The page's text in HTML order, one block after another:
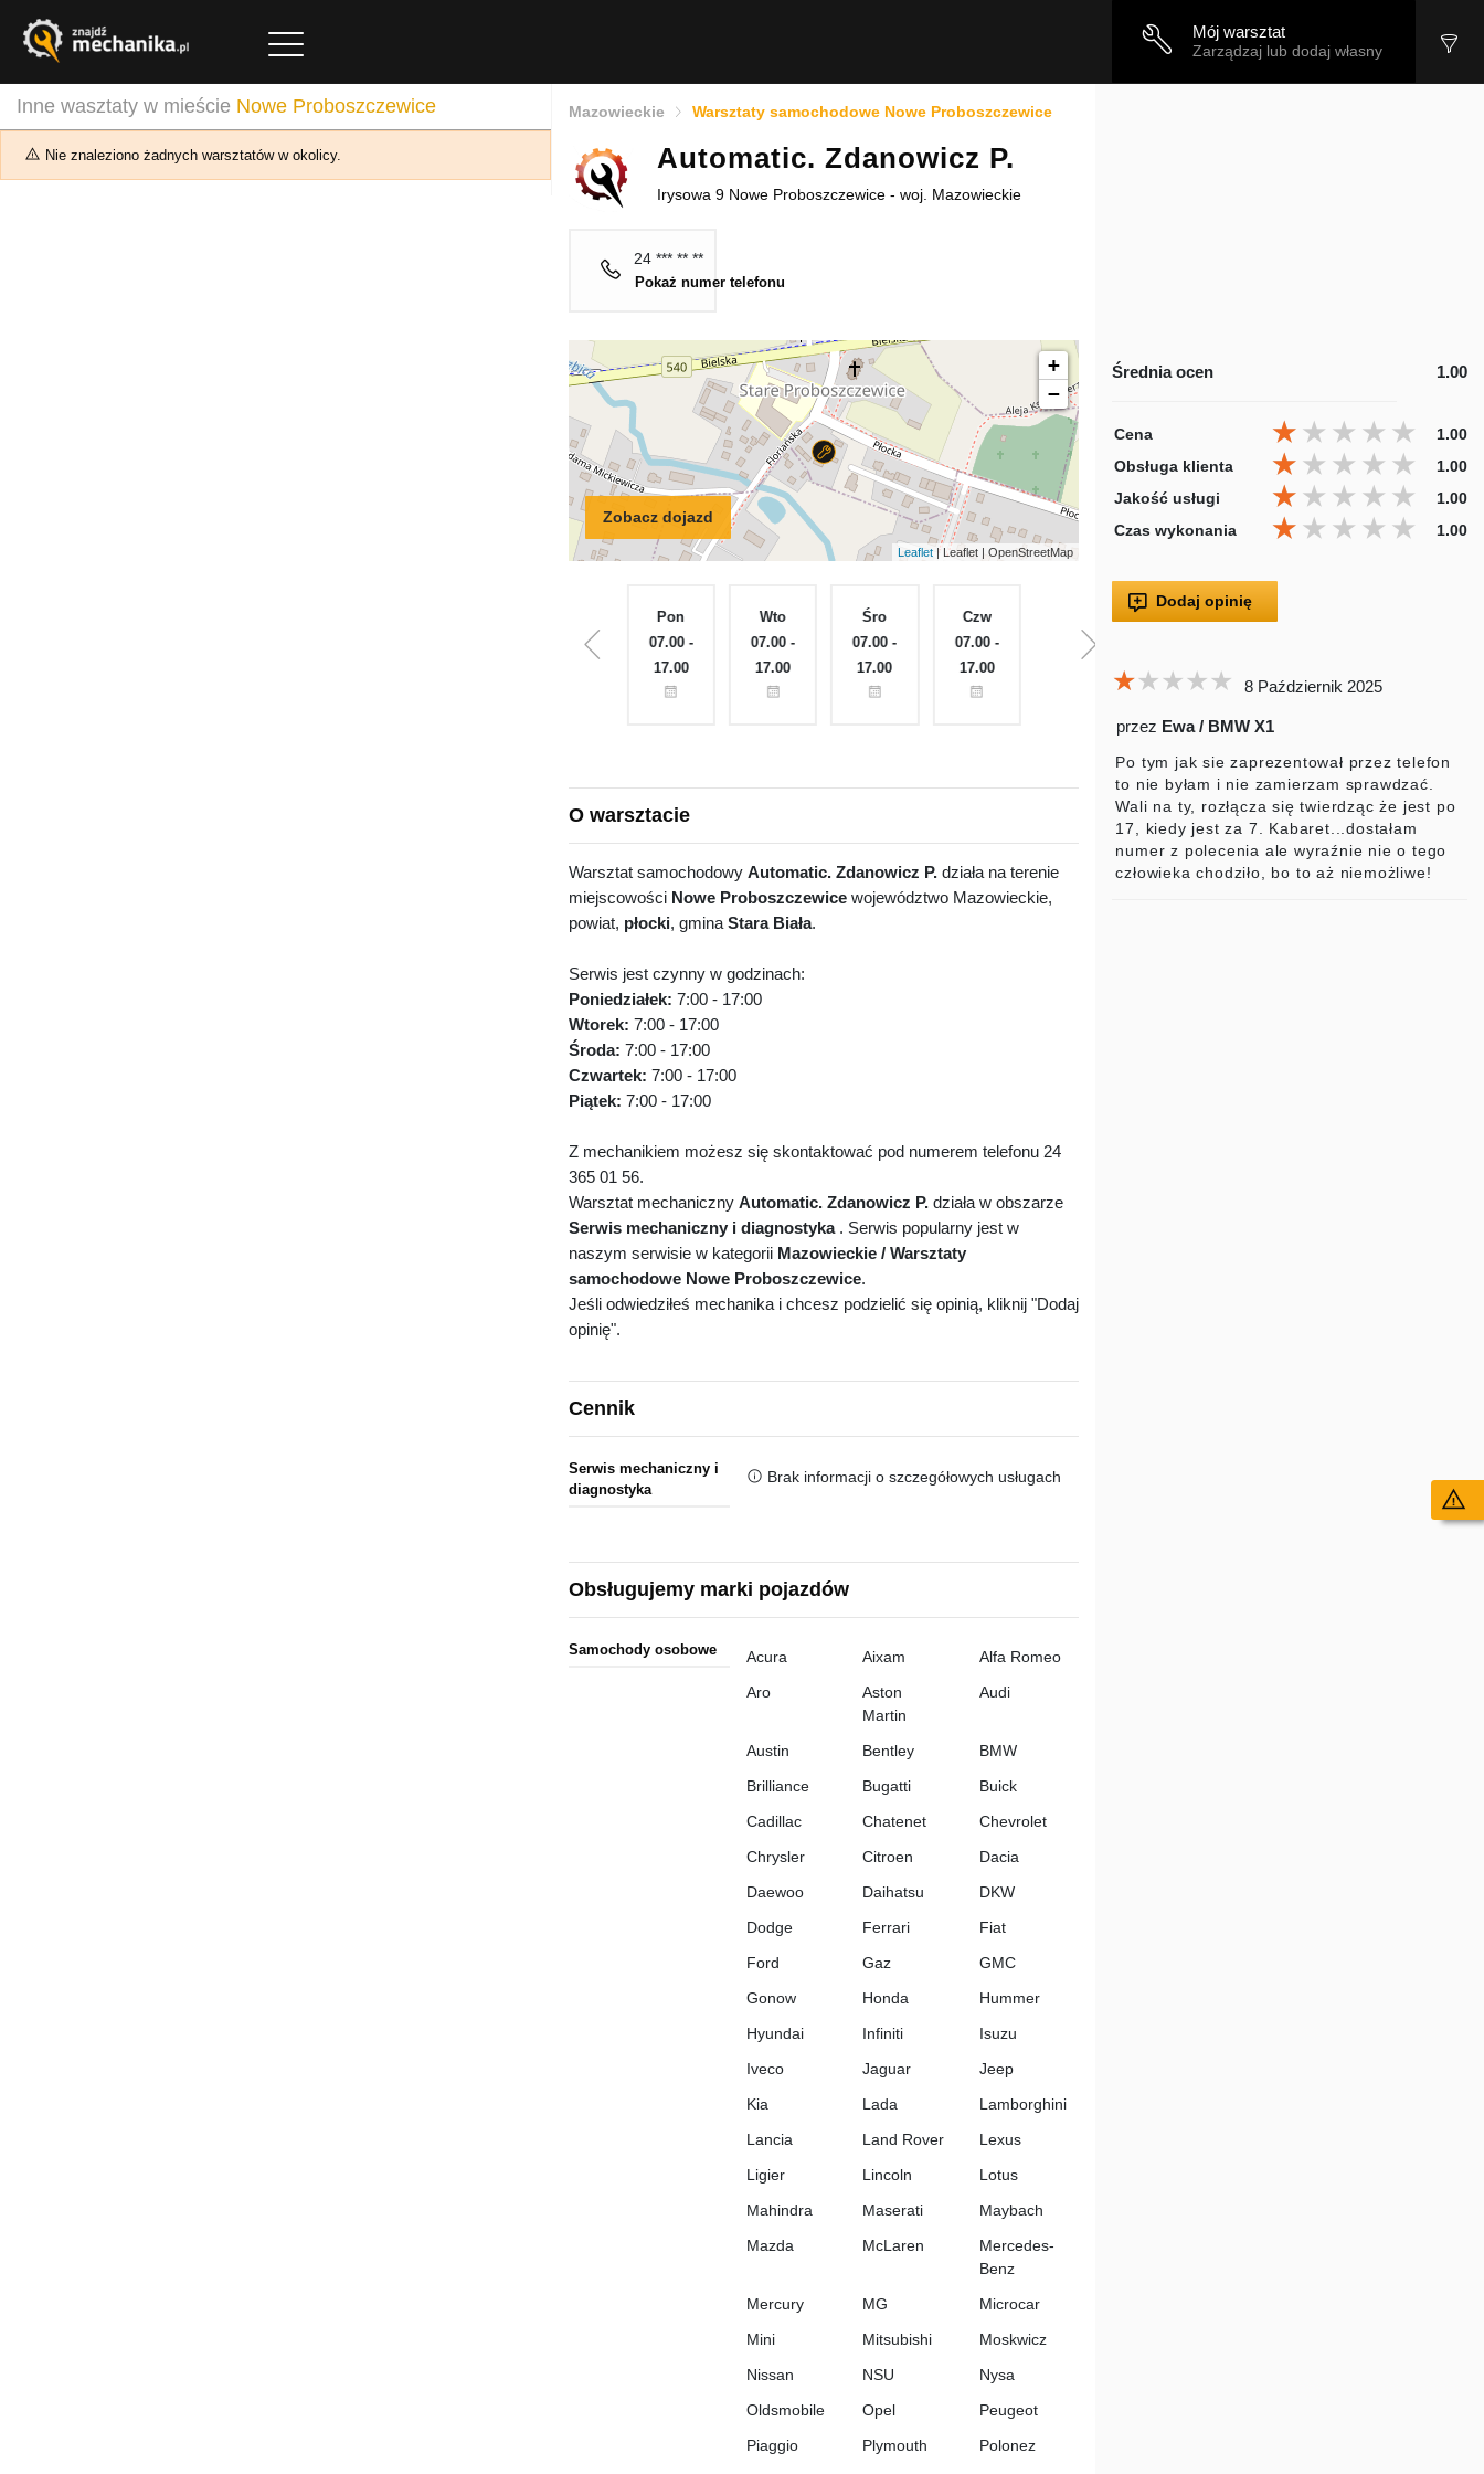
Mój warsztat
Zarządzaj lub dodaj własny
Inne wasztaty w mieście Nowe Proboszczewice
Nie znaleziono żadnych warsztatów w okolicy.
Mazowieckie Warsztaty samochodowe Nowe Proboszczewice
Automatic. Zdanowicz P.
Irysowa 9 Nowe Proboszczewice - woj. Mazowieckie
24 *** ** **
Pokaż numer telefonu
Zobacz dojazd
+
−
Leaflet | Leaflet | OpenStreetMap
Zamknięte
Pon
07.00 -
17.00
Wto
07.00 -
17.00
Śro
07.00 -
17.00
Czw
07.00 -
17.00
07.00 -
Nie
O warsztacie
Warsztat samochodowy Automatic. Zdanowicz P. działa na terenie
miejscowości Nowe Proboszczewice województwo Mazowieckie,
powiat, płocki, gmina Stara Biała.
Serwis jest czynny w godzinach:
Poniedziałek: 7:00 - 17:00
Wtorek: 7:00 - 17:00
Środa: 7:00 - 17:00
Czwartek: 7:00 - 17:00
Piątek: 7:00 - 17:00
Z mechanikiem możesz się skontaktować pod numerem telefonu 24
365 01 56.
Warsztat mechaniczny Automatic. Zdanowicz P. działa w obszarze
Serwis mechaniczny i diagnostyka. Serwis popularny jest w
naszym serwisie w kategorii Mazowieckie / Warsztaty
samochodowe Nowe Proboszczewice.
Jeśli odwiedziłeś mechanika i chcesz podzielić się opinią, kliknij "Dodaj
opinię".
Cennik
Serwis mechaniczny i
diagnostyka
Brak informacji o szczegółowych usługach
Obsługujemy marki pojazdów
Samochody osobowe Acura Aixam
Alfa Romeo
Aro
Aston
Martin
Audi
Austin Bentley
BMW
Brilliance
Bugatti
Buick
Cadillac
Chatenet
Chevrolet
Chrysler
Citroen
Dacia
Daewoo
Daihatsu
DKW
Dodge
Ferrari
Fiat
Ford
Gaz
GMC
Gonow
Honda
Hummer
Hyundai
Infiniti
Isuzu
Iveco
Jaguar
Jeep
Kia
Lada
Lamborghini
Lancia
Land Rover
Lexus
Ligier
Lincoln
Lotus
Mahindra
Maserati
Maybach
Mazda
McLaren
Mercedes-
Benz
Mercury
MG
Microcar
Mini
Mitsubishi
Moskwicz
Nissan
NSU
Nysa
Oldsmobile
Opel
Peugeot
Piaggio
Plymouth
Polonez
Średnia ocen 1.00
Cena 1.00
★★★★★
★★★★★
★★★★★
Obsługa klienta 1.00
★★★★★
★★★★★
★★★★★
Jakość usługi 1.00
★★★★★
★★★★★
★★★★★
Czas wykonania 1.00
★★★★★
★★★★★
★★★★★
Dodaj opinię
★★★★★
★★★★★
★★★★★ 8 Październik 2025
przez Ewa / BMW X1
Po tym jak sie zaprezentował przez telefon
to nie byłam i nie zamierzam sprawdzać.
Wali na ty, rozłącza się twierdząc że jest po
17, kiedy jest za 7. Kabaret...dostałam
numer z polecenia ale wyraźnie nie o tego
człowieka chodziło, bo to aż niemożliwe!